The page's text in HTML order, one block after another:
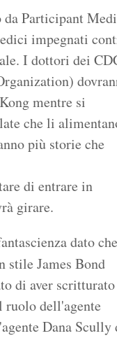
da Participant
impegnati
I dottori dei
mentre si
che li
più storie che
di entrare in
girare.
dato
stile James Bond
di aver scritturato
ruolo dell'agente
Dana Scully